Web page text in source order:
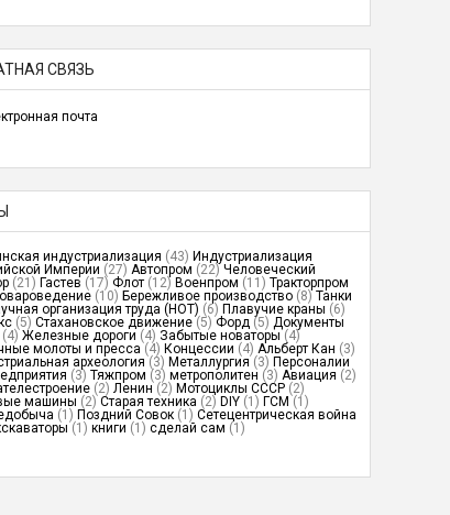
СВЯЗЬ
почта
индустриализация (43) Индустриализация
Империи (27) Автопром (22) Человеческий
(21) Гастев (17) Флот (12) Военпром (11) Тракторпром
(10) Бережливое производство (8) Танки
организация труда (НОТ) (6) Плавучие краны (6)
(5) Стахановское движение (5) Форд (5) Документы
(4) Железные дороги (4) Забытые новаторы (4)
молоты и пресса (4) Концессии (4) Альберт Кан (3)
археология (3) Металлургия (3) Персоналии
(3) Тяжпром (3) метрополитен (3) Авиация (2)
(2) Ленин (2) Мотоциклы СССР (2)
машины (2) Старая техника (2) DIY (1) ГСМ (1)
(1) Поздний Совок (1) Сетецентрическая война
(1) книги (1) сделай сам (1)